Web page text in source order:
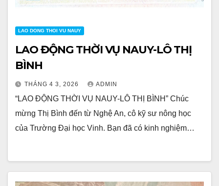
LAO DONG THOI VU NAUY
LAO ĐỘNG THỜI VỤ NAUY-LÔ THỊ
BÌNH
THÁNG 4 3, 2026 ADMIN
“LAO ĐỘNG THỜI VỤ NAUY-LÔ THỊ BÌNH” Chúc
mừng Thị Bình đến từ Nghệ An, cô kỹ sư nông học
của Trường Đại học Vinh. Bạn đã có kinh nghiệm…